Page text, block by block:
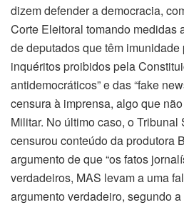
dizem defender a democracia,
Corte Eleitoral tomando medidas
de deputados que têm
inquéritos proibidos pela
antidemocráticos” e das “fake
censura à imprensa, algo que
Militar. No último caso, o Tribunal
censurou conteúdo da produtora
argumento de que “os fatos
verdadeiros, MAS levam a uma
argumento verdadeiro, segundo